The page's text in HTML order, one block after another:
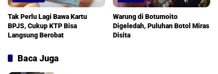
Tak Perlu Lagi Bawa Kartu
BPJS, Cukup KTP Bisa
Langsung Berobat
Warung di Botumoito
Digeledah, Puluhan Botol Miras
Disita
Baca Juga